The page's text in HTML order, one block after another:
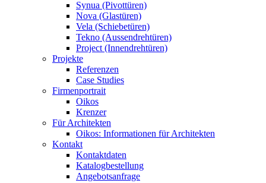
Synua (Pivottüren)
Nova (Glastüren)
Vela (Schiebetüren)
Tekno (Aussendrehtüren)
Project (Innendrehtüren)
Projekte
Referenzen
Case Studies
Firmenportrait
Oikos
Krenzer
Für Architekten
Oikos: Informationen für Architekten
Kontakt
Kontaktdaten
Katalogbestellung
Angebotsanfrage